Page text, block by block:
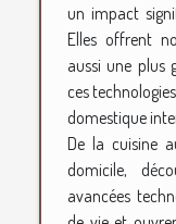
un impact
Elles offrent
aussi une plus
ces
domestique
De la cuisine
domicile,
avancées